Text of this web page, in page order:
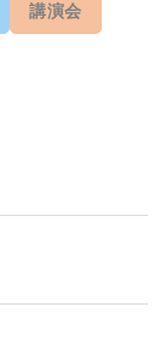
講演会